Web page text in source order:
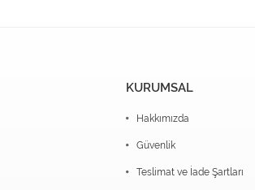
KURUMSAL
Hakkımızda
Güvenlik
Teslimat ve İade Şartları